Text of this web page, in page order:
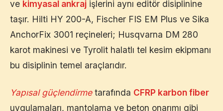
ve kimyasal ankraj işlerini aynı editör disiplinine
taşır. Hilti HY 200-A, Fischer FIS EM Plus ve Sika
AnchorFix 3001 reçineleri; Husqvarna DM 280
karot makinesi ve Tyrolit halatlı tel kesim ekipmanı
bu disiplinin temel araçlarıdır.
Yapısal güçlendirmetarafında CFRP karbon fiber
uygulamaları, mantolama ve beton onarımı gibi